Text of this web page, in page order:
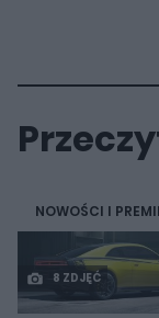
NOWOŚCI I
8 ZDJĘĆ